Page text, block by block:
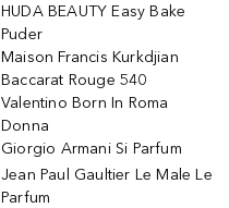
HUDA BEAUTY Easy Bake
Puder
Maison Francis Kurkdjian
Baccarat Rouge 540
Valentino Born In Roma
Donna
Giorgio Armani Si Parfum
Jean Paul Gaultier Le Male Le
Parfum